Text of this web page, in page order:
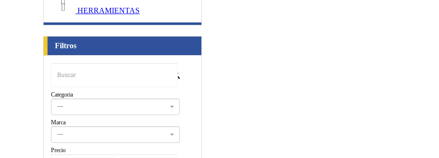
HERRAMIENTAS
Filtros
Categoria
---
Marca
---
Precio